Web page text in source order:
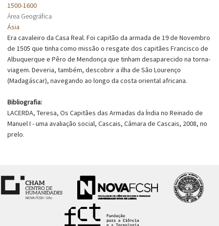
1500-1600
Área Geográfica
Ásia
Era cavaleiro da Casa Real. Foi capitão da armada de 19 de Novembro
de 1505 que tinha como missão o resgate dos capitães Francisco de
Albuquerque e Pêro de Mendonça que tinham desaparecido na torna-
viagem. Deveria, também, descobrir a ilha de São Lourenço
(Madagáscar), navegando ao longo da costa oriental africana.
Bibliografia:
LACERDA, Teresa, Os Capitães das Armadas da Índia no Reinado de
Manuel I - uma avaliação social, Cascais, Câmara de Cascais, 2008, no
prelo.